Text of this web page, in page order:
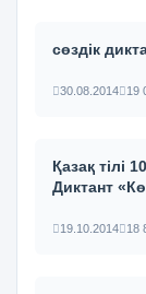
сөздік
30.08.2014 19
Қазақ тілі
Диктант
19.10.2014 18